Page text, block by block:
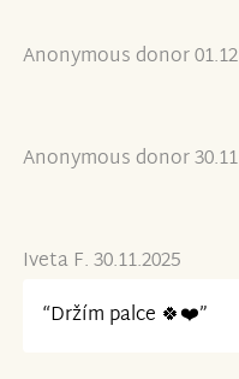
Anonymous donor
Anonymous donor
Iveta F. 30.11.2025
“Držím palce 🍀❤️”